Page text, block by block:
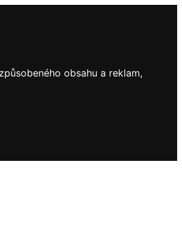
obsahu a reklam,